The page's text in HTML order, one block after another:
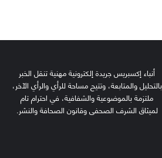
أنباء إكسبريس جريدة إلكترونية مهنية تنقل الخبر
بالتحليل والمتابعة، وتتيح مساحة للرأي والرأي الآخر،
ملتزمة بالموضوعية والشفافية، في احترام تام
لميثاق الشرف الصحفي وقانون الصحافة والنشر.